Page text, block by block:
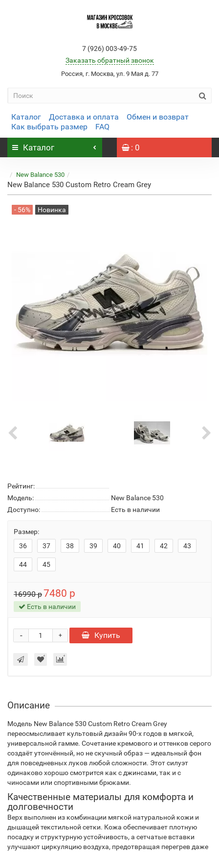
7 (926) 003-49-75
Заказать обратный звонок
Россия, г. Москва, ул. 9 Мая д. 77
Каталог Доставка и оплата
Обмен и возврат
Как выбрать размер
FAQ
Каталог : 0
New Balance 530
New Balance 530 Custom Retro Cream Grey
- 56% Новинка
Рейтинг:
Модель:
New Balance 530
Доступно:
Есть в наличии
Размер:
36
37 38 39 40 41 42 43
44 45
16990 р7480 р
Есть в наличии
+
- Купить
Описание
Модель New Balance 530 Custom Retro Cream Grey
переосмысливает культовый дизайн 90-х годов в мягкой,
универсальной гамме. Сочетание кремового и оттенков серого
создаёт утончённый, но не скучный образ — идеальный фон
для повседневных луков любой сложности. Этот силуэт
одинаково хорошо смотрится как с джинсами, так и с
чиносами или спортивными брюками.
Качественные материалы для комфорта и
долговечности
Верх выполнен из комбинации мягкой натуральной кожи и
дышащей текстильной сетки. Кожа обеспечивает плотную
посадку и структурную устойчивость, а сетчатые вставки
улучшают циркуляцию воздуха, предотвращая перегрев даже